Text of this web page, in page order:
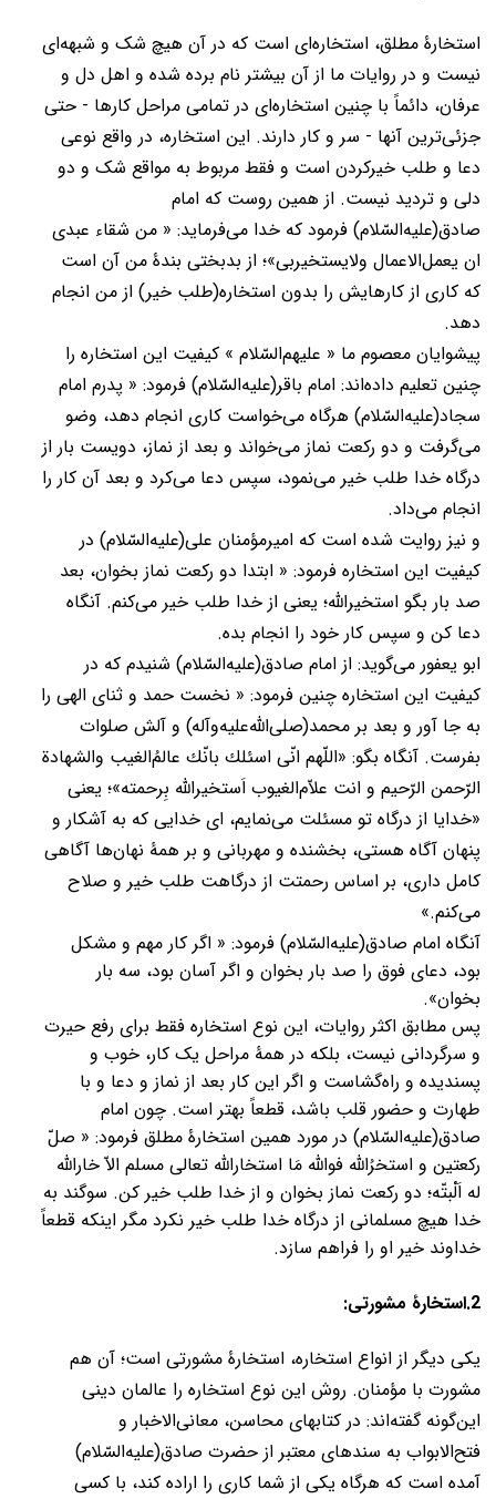
استخارۀ مطلق، استخاره‌ای است که در آن هیچ شک و شبهه‌ای
نیست و در روایات ما از آن بیشتر نام برده شده و اهل دل و
عرفان، دائماً با چنین استخاره‌ای در تمامی مراحل کارها - حتی
جزئی‌ترین آنها - سر و کار دارند. این استخاره، در واقع نوعی
دعا و طلب خیرکردن است و فقط مربوط به مواقع شک و دو
دلی و تردید نیست. از همین روست که امام
صادق(عليه‌السّلام) فرمود که خدا می‌فرماید: « من شقاء عبدی
ان یعمل‌الاعمال ولایستخیربی»؛ از بدبختی بندۀ من آن است
که کاری از کارهایش را بدون استخاره(طلب خیر) از من انجام
دهد.
پیشوایان معصوم ما « علیهم‌السّلام » کیفیت این استخاره را
چنین تعلیم داده‌اند: امام باقر(عليه‌السّلام) فرمود: « پدرم امام
سجاد(عليه‌السّلام) هرگاه می‌خواست کاری انجام دهد، وضو
می‌گرفت و دو رکعت نماز می‌خواند و بعد از نماز، دویست بار از
درگاه خدا طلب خیر می‌نمود، سپس دعا می‌کرد و بعد آن کار را
انجام می‌داد.
و نیز روایت شده است که امیرمؤمنان علی(عليه‌السّلام) در
کیفیت این استخاره فرمود: « ابتدا دو رکعت نماز بخوان، بعد
صد بار بگو استخیرالله؛ یعنی از خدا طلب خیر می‌کنم. آنگاه
دعا کن و سپس کار خود را انجام بده.
ابو یعفور می‌گوید: از امام صادق(عليه‌السّلام) شنیدم که در
کیفیت این استخاره چنین فرمود: « نخست حمد و ثنای الهی را
به جا آور و بعد بر محمد(صلی‌الله‌عليه‌وآله) و آلش صلوات
بفرست. آنگاه بگو: «اللّهم انّی اسئلك بانّك عالم‌ُالغیب والشهادة
الرّحمن ‌الرّحیم و انت علاّم‌الغیوب اَستخیرالله بِرحمته»؛ یعنی
«خدایا از درگاه تو مسئلت می‌نمایم، ای خدایی که به آشکار و
پنهان آگاه هستی، بخشنده و مهربانی و بر همۀ نهان‌ها آگاهی
کامل داری، بر اساس رحمتت از درگاهت طلب خیر و صلاح
می‌کنم.»
آنگاه امام صادق(عليه‌السّلام) فرمود: « اگر کار مهم و مشکل
بود، دعای فوق را صد بار بخوان و اگر آسان بود، سه بار
بخوان».
پس مطابق اکثر روایات، این نوع استخاره فقط برای رفع حیرت
و سرگردانی نیست، بلکه در همۀ مراحل یک کار، خوب و
پسندیده و راه‌گشاست و اگر این کار بعد از نماز و دعا و با
طهارت و حضور قلب باشد، قطعاً بهتر است. چون امام
صادق(عليه‌السّلام) در مورد همین استخارۀ مطلق فرمود: « صلّ
رکعتین و استخرُالله فوالله مَا استخارالله تعالی مسلم الاّ خارالله
له اَلْبتّه؛ دو رکعت نماز بخوان و از خدا طلب خیر کن. سوگند به
خدا هیچ مسلمانی از درگاه خدا طلب خیر نکرد مگر اینکه قطعاً
خداوند خیر او را فراهم سازد.
2.استخارۀ مشورتی:
یکی دیگر از انواع استخاره، استخارۀ مشورتی است؛ آن هم
مشورت با مؤمنان. روش این نوع استخاره را عالمان دینی
این‌گونه گفته‌اند: در کتابهای محاسن، معانی‌الاخبار و
فتح‌الابواب به سندهای معتبر از حضرت صادق(عليه‌السّلام)
آمده است که هرگاه یکی از شما کاری را اراده کند، با کسی